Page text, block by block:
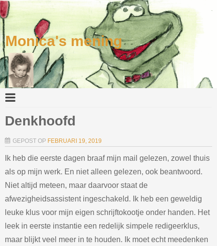
Monica's mening
Denkhoofd
GEPOST OP FEBRUARI 19, 2019
Ik heb die eerste dagen braaf mijn mail gelezen, zowel thuis
als op mijn werk. En niet alleen gelezen, ook beantwoord.
Niet altijd meteen, maar daarvoor staat de
afwezigheidsassistent ingeschakeld. Ik heb een geweldig
leuke klus voor mijn eigen schrijftokootje onder handen. Het
leek in eerste instantie een redelijk simpele redigeerklus,
maar blijkt veel meer in te houden. Ik moet echt meedenken